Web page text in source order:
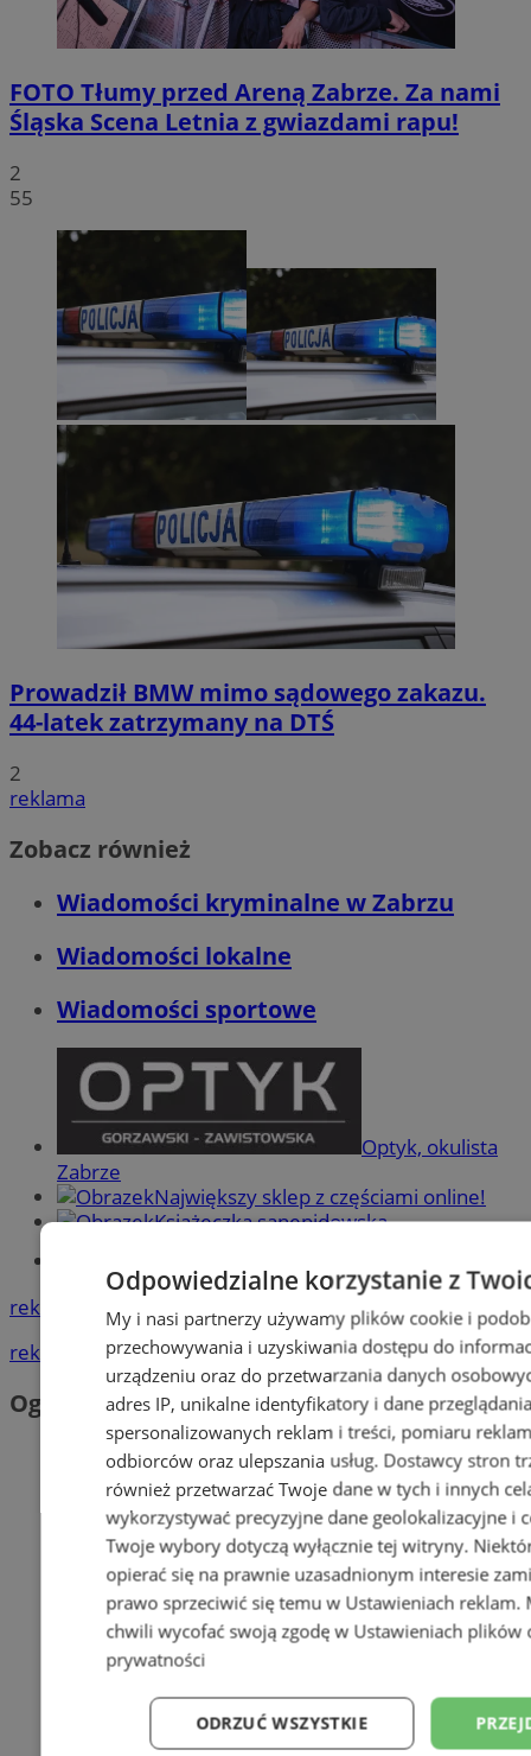
FOTO Tłumy przed Areną Zabrze. Za nami
Śląska Scena Letnia z gwiazdami rapu!
2
55
Prowadził BMW mimo sądowego zakazu.
44-latek zatrzymany na DTŚ
2
reklama
Zobacz również
Wiadomości kryminalne w Zabrzu
Wiadomości lokalne
Wiadomości sportowe
Optyk, okulista
Zabrze
Największy sklep z częściami online!
Książeczka sanepidowska
reklama
reklama
Ogłoszenia
Odpowiedzialne korzystanie z
My i nasi partnerzy używamy plików cookie i
przechowywania i uzyskiwania dostępu do
urządzeniu oraz do przetwarzania danych
adres IP, unikalne identyfikatory i dane
spersonalizowanych reklam i treści, pomiaru
odbiorców oraz ulepszania usług. Dostawcy stron
również przetwarzać Twoje dane w tych i innych
wykorzystywać precyzyjne dane geolokalizacyjne i
Twoje wybory dotyczą wyłącznie tej witryny.
opierać się na prawnie uzasadnionym interesie
prawo sprzeciwić się temu w Ustawieniach reklam.
chwili wycofać swoją zgodę w Ustawieniach plików
prywatności
ODRZUĆ WSZYSTKIE